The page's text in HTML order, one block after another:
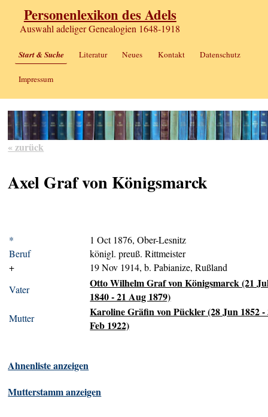
Personenlexikon des Adels
Auswahl adeliger Genealogien 1648-1918
Start & Suche Literatur Neues Kontakt Datenschutz
Impressum
« zurück
Axel Graf von Königsmarck
*
1 Oct 1876, Ober-Lesnitz
Beruf
königl. preuß. Rittmeister
+
19 Nov 1914, b. Pabianize, Rußland
Vater
Otto Wilhelm Graf von Königsmarck (21
1840 - 21 Aug 1879)
Mutter
Karoline Gräfin von Pückler (28 Jun 1852 -
Feb 1922)
Ahnenliste anzeigen
Mutterstamm anzeigen